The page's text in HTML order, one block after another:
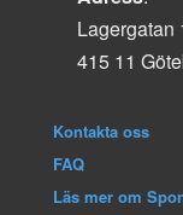
Lagergatan
415 11
Kontakta oss
FAQ
Läs mer om